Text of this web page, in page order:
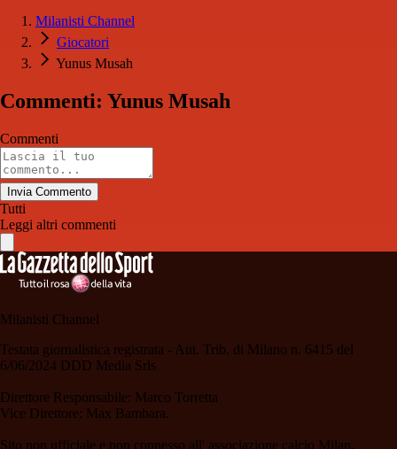
Milanisti Channel
Giocatori
Yunus Musah
Commenti: Yunus Musah
Commenti
Invia Commento
Tutti
Leggi altri commenti
Milanisti Channel
Testata giornalistica registrata - Aut. Trib. di Milano n. 6415 del
6/06/2024 DDD Media Srls
Direttore Responsabile: Marco Torretta
Vice Direttore: Max Bambara.
Sito non ufficiale e non connesso all' associazione calcio Milan.